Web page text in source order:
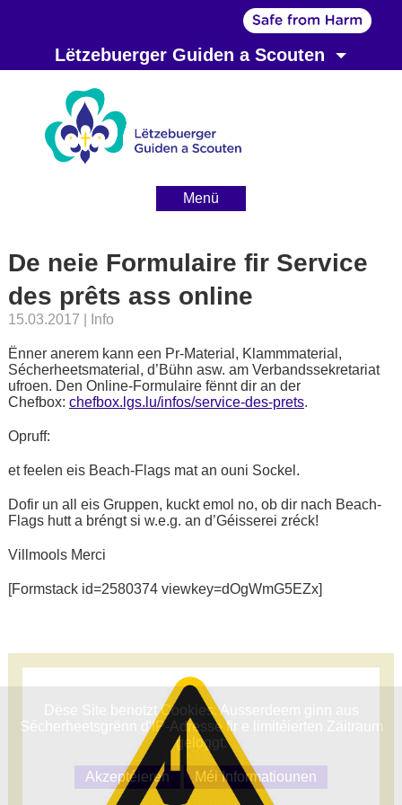
Lëtzebuerger Guiden a Scouten
Menü
De neie Formulaire fir Service
des prêts ass online
15.03.2017 | Info
Ënner anerem kann een Pr-Material, Klammmaterial,
Sécherheetsmaterial, d’Bühn asw. am Verbandssekretariat
ufroen. Den Online-Formulaire fënnt dir an der
et feelen eis Beach-Flags mat an ouni Sockel.
Dofir un all eis Gruppen, kuckt emol no, ob dir nach Beach-
Flags hutt a bréngt si w.e.g. an d’Géisserei zréck!
Villmools Merci
Dëse Site benotzt Cookies. Ausserdeem ginn aus
Sécherheetsgrënn d'IP-Adressë fir e limitéierten Zäitraum
geloggt.
Akzeptéieren
Méi Informatiounen